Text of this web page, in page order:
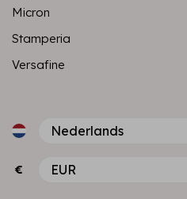
Micron
Stamperia
Versafine
€